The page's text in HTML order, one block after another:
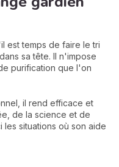
est temps de faire le tri
sa tête. Il n'impose
purification que l'on
il rend efficace et
de la science et de
situations où son aide